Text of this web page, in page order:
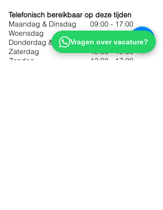
Telefonisch bereikbaar op deze tijden
Maandag & Dinsdag
Woensdag
Donderdag & Vrijdag
Zaterdag
Zondag
09:00 - 17:00
12:00 - 18:30
10:00 - 18:30
12:00 - 19:00
12:00 - 17:00
Vragen over vacature?